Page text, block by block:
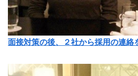
面接対策の後、２社から採用の連絡